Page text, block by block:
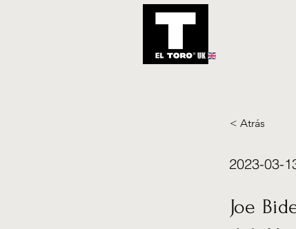
UK
< Atrás
2023-03-
Joe